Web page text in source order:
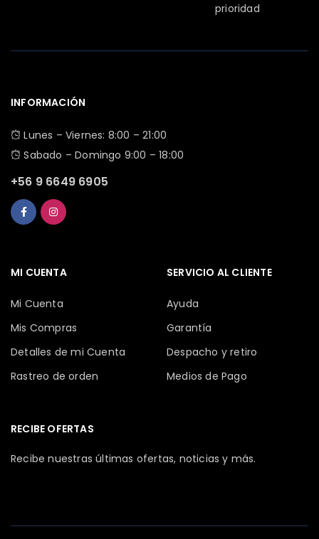
prioridad
INFORMACIÓN
Lunes – Viernes: 8:00 – 21:00
Sabado – Domingo 9:00 – 18:00
+56 9 6649 6905
MI CUENTA
Mi Cuenta
Mis Compras
Detalles de mi Cuenta
Rastreo de orden
SERVICIO AL CLIENTE
Ayuda
Garantía
Despacho y retiro
Medios de Pago
RECIBE OFERTAS
Recibe nuestras últimas ofertas, noticias y más.